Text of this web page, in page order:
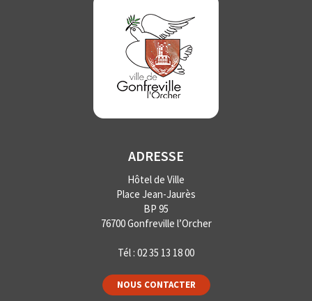
ADRESSE
Hôtel de Ville
Place Jean-Jaurès
BP 95
76700 Gonfreville l’Orcher
Tél : 02 35 13 18 00
NOUS CONTACTER